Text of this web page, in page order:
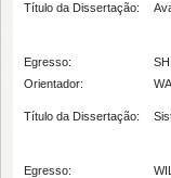
Título da Dissertação:
Egresso:
Orientador:
Título da Dissertação:
Egresso: